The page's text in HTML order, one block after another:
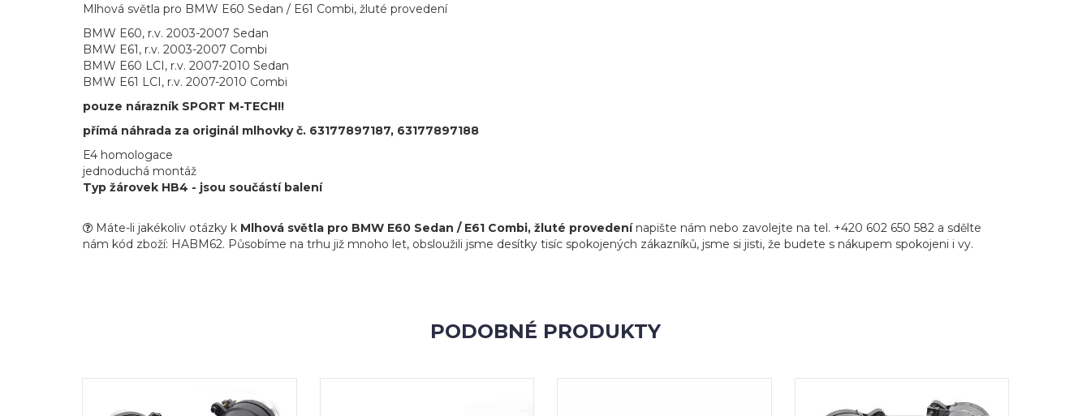
Mlhová světla pro BMW E60 Sedan / E61 Combi, žluté provedení
BMW E60, r.v. 2003-2007 Sedan
BMW E61, r.v. 2003-2007 Combi
BMW E60 LCI, r.v. 2007-2010 Sedan
BMW E61 LCI, r.v. 2007-2010 Combi
pouze nárazník SPORT M-TECH!!
přímá náhrada za originál mlhovky č. 63177897187, 63177897188
E4 homologace
jednoduchá montáž
Typ žárovek HB4 - jsou součástí balení
Máte-li jakékoliv otázky k Mlhová světla pro BMW E60 Sedan / E61 Combi, žluté provedenínapište nám nebo zavolejte na tel. +420 602 650 582 a sdělte
nám kód zboží: HABM62. Působíme na trhu již mnoho let, obsloužili jsme desítky tisíc spokojených zákazníků, jsme si jisti, že budete s nákupem spokojeni i vy.
PODOBNÉ PRODUKTY